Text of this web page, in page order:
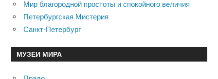
Мир благородной простоты и спокойного величия
Петербургская Мистерия
Санкт-Петербург
МУЗЕИ МИРА